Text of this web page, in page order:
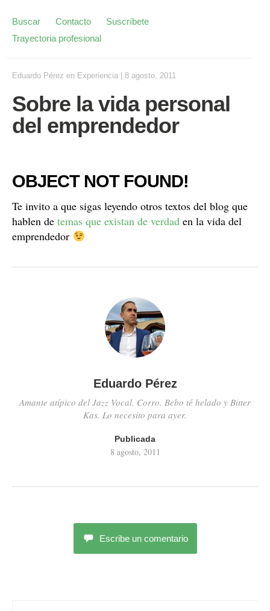
Buscar Contacto
Suscríbete
Trayectoria profesional
Eduardo Pérez en Experiencia 8 agosto, 2011
Sobre la vida personal
del emprendedor
OBJECT NOT FOUND!
Te invito a que sigas leyendo otros textos del blog que
hablen de temas que existan de verdad en la vida del
emprendedor
Eduardo Pérez
Amante atípico del Jazz Vocal. Corro. Bebo té helado y Bitter
Kas. Lo necesito para ayer.
Publicada
8 agosto, 2011
Escribe un comentario